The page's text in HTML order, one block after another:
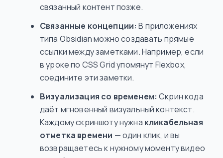
связанный контент позже.
Связанные концепции: В приложениях
типа Obsidian можно создавать прямые
ссылки между заметками. Например, если
в уроке по CSS Grid упомянут Flexbox,
соедините эти заметки.
Визуализация со временем: Скрин кода
даёт мгновенный визуальный контекст.
Каждому скриншоту нужна кликабельная
отметка времени — один клик, и вы
возвращаетесь к нужному моменту видео